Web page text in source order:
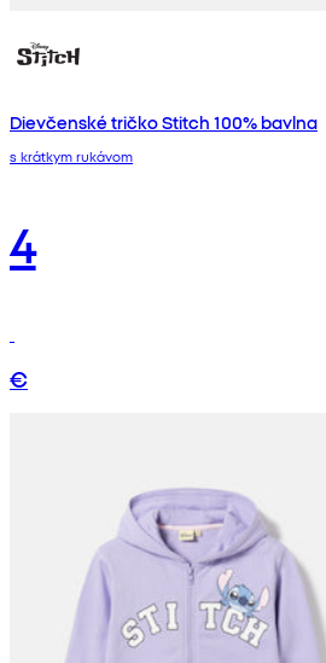
Dievčenské tričko Stitch 100% bavlna
s krátkym rukávom
4
€